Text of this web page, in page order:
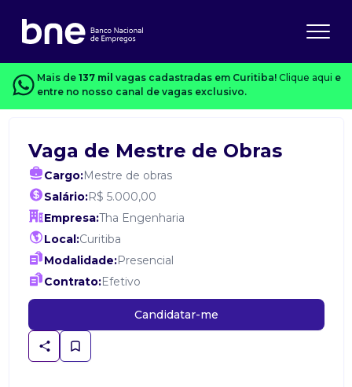
Mais de 137 mil vagas cadastradas em Curitiba! Clique aqui e
entre no nosso canal de vagas exclusivo.
Vaga de Mestre de Obras
Cargo:Mestre de obras
Salário:R$ 5.000,00
Empresa:Tha Engenharia
Local:Curitiba
Modalidade:Presencial
Contrato:Efetivo
Candidatar-me